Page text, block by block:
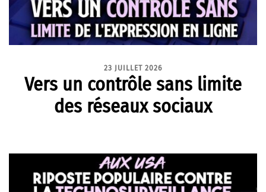
23 JUILLET 2026
Vers un contrôle sans limite
des réseaux sociaux